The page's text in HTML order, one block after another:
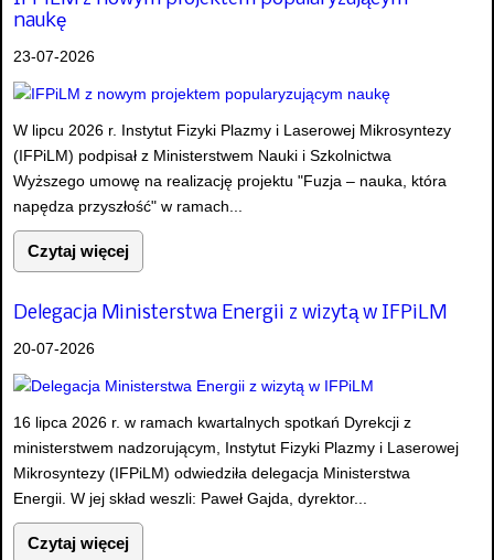
naukę
23-07-2026
W lipcu 2026 r. Instytut Fizyki Plazmy i Laserowej Mikrosyntezy
(IFPiLM) podpisał z Ministerstwem Nauki i Szkolnictwa
Wyższego umowę na realizację projektu "Fuzja – nauka, która
napędza przyszłość" w ramach...
Czytaj więcej
Delegacja Ministerstwa Energii z wizytą w IFPiLM
20-07-2026
16 lipca 2026 r. w ramach kwartalnych spotkań Dyrekcji z
ministerstwem nadzorującym, Instytut Fizyki Plazmy i Laserowej
Mikrosyntezy (IFPiLM) odwiedziła delegacja Ministerstwa
Energii. W jej skład weszli: Paweł Gajda, dyrektor...
Czytaj więcej